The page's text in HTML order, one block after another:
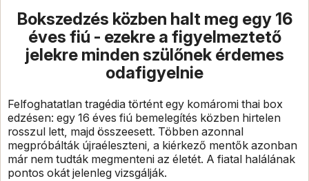
Bokszedzés közben halt meg egy 16
éves fiú - ezekre a figyelmeztető
jelekre minden szülőnek érdemes
odafigyelnie
Felfoghatatlan tragédia történt egy komáromi thai box
edzésen: egy 16 éves fiú bemelegítés közben hirtelen
rosszul lett, majd összeesett. Többen azonnal
megpróbálták újraéleszteni, a kiérkező mentők azonban
már nem tudták megmenteni az életét. A fiatal halálának
pontos okát jelenleg vizsgálják.